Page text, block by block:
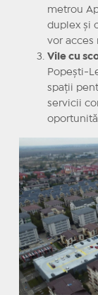
metrou
duplex și
vor acces
Vile cu
Popești-
spații
servicii